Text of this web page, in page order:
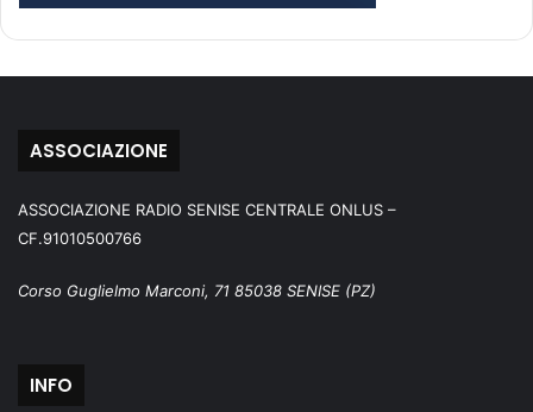
ASSOCIAZIONE
ASSOCIAZIONE RADIO SENISE CENTRALE ONLUS –
CF.91010500766
Corso Guglielmo Marconi, 71 85038 SENISE (PZ)
INFO